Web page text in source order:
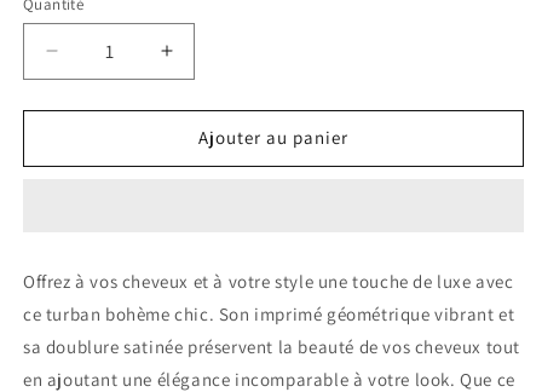
Réduire
la
quantité
Turban
Afiavi
Augmenter
la
quantité
Turban
Afiavi
Ajouter au panier
Offrez à vos cheveux et à votre style une touche de luxe avec
ce turban bohème chic. Son imprimé géométrique vibrant et
sa doublure satinée préservent la beauté de vos cheveux tout
en ajoutant une élégance incomparable à votre look. Que ce